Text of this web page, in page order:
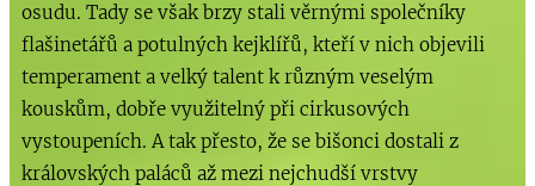
osudu. Tady se však brzy stali věrnými společníky
flašinetářů a potulných kejklířů, kteří v nich objevili
temperament a velký talent k různým veselým
kouskům, dobře využitelný při cirkusových
vystoupeních. A tak přesto, že se bišonci dostali z
královských paláců až mezi nejchudší vrstvy